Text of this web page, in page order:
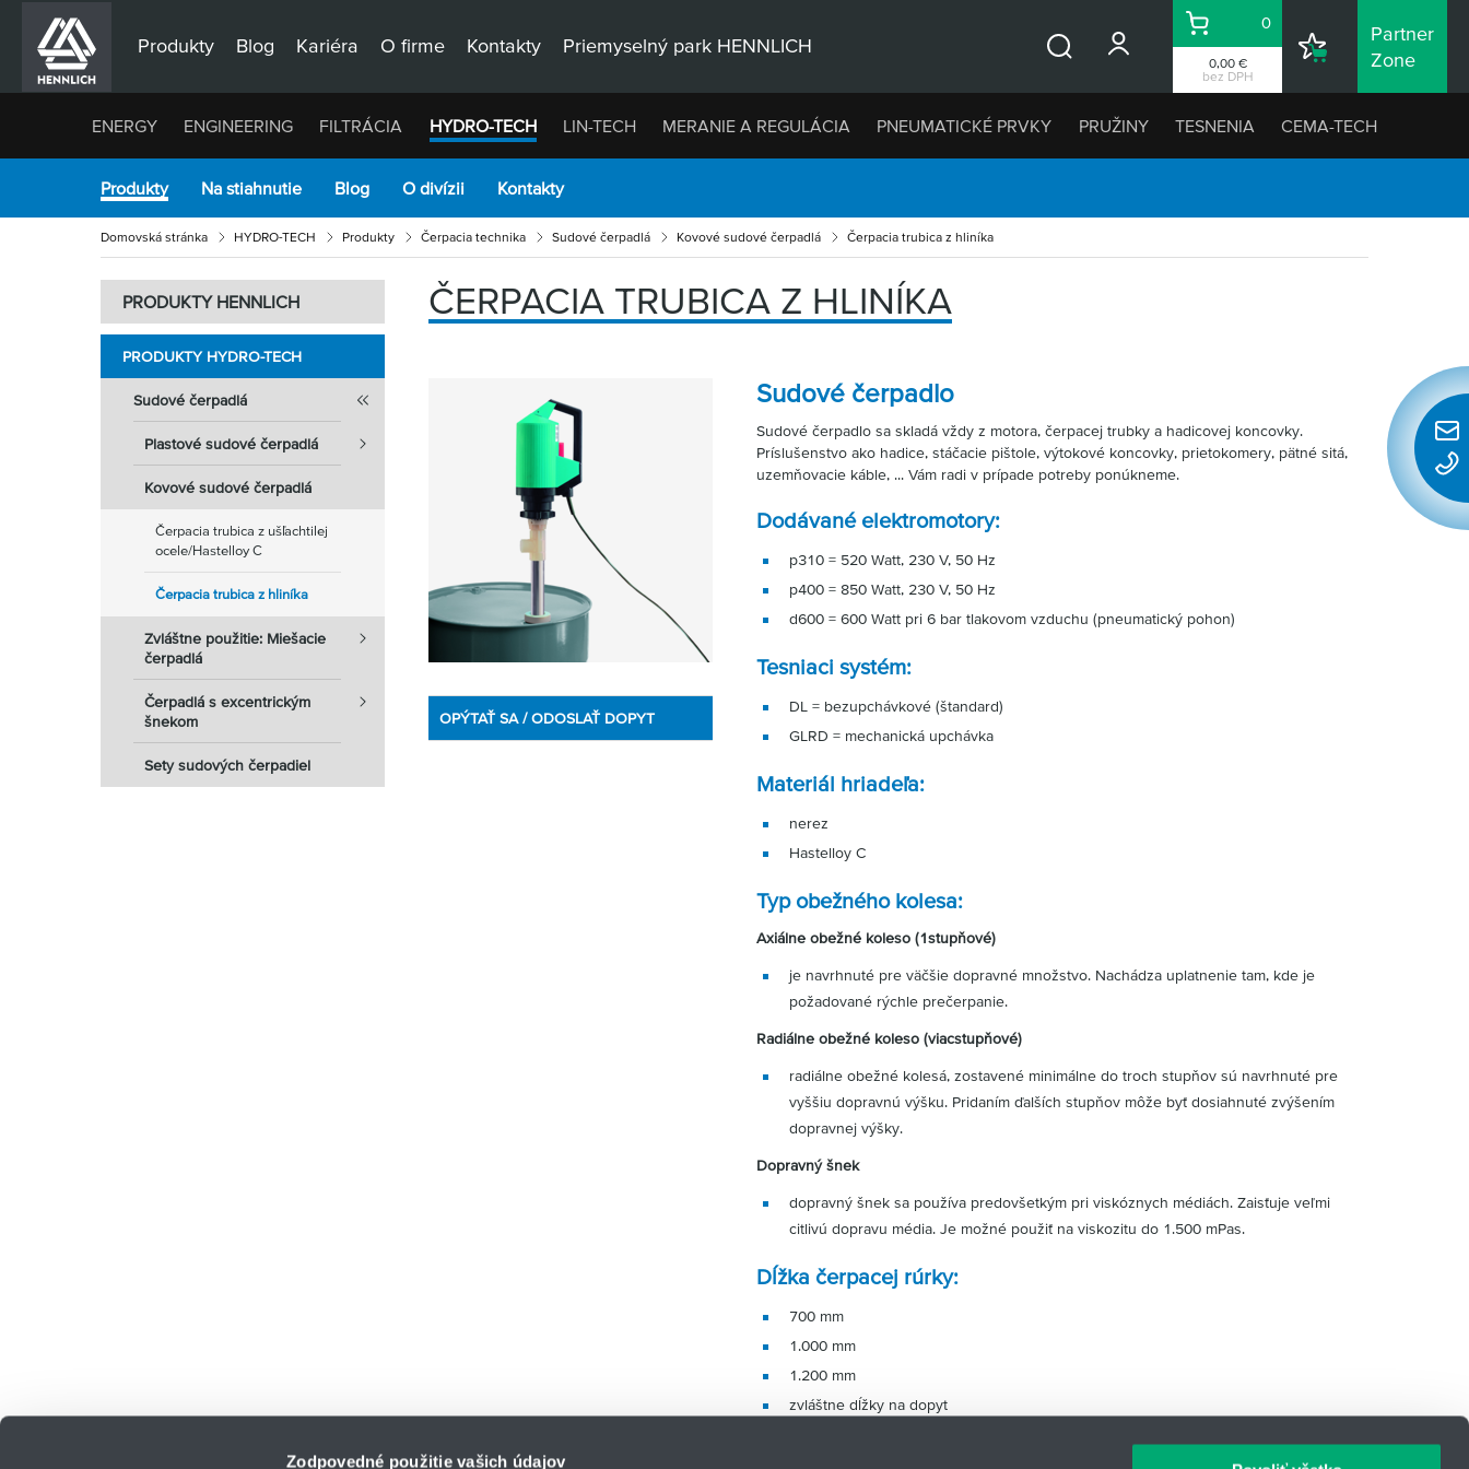
Zodpovedné použitie vašich údajov
Produkty Blog Kariéra O firme Kontakty Priemyselný park HENNLICH
0,00 €
bez DPH
Košík
0
Nákupný
Partner
Zone
ENERGY ENGINEERING FILTRÁCIA HYDRO-TECH LIN-TECH MERANIE A REGULÁCIA PNEUMATICKÉ PRVKY PRUŽINY TESNENIA CEMA-TECH
Produkty Na stiahnutie Blog O divízii Kontakty
Domovská stránka HYDRO-TECH Produkty Čerpacia technika Sudové čerpadlá Kovové sudové čerpadlá Čerpacia trubica z hliníka
PRODUKTY HENNLICH
PRODUKTY HYDRO-TECH
Sudové čerpadlá
Plastové sudové čerpadlá
Kovové sudové čerpadlá
Čerpacia trubica z ušľachtilej
ocele/Hastelloy C
Čerpacia trubica z hliníka
Zvláštne použitie: Miešacie
čerpadlá
Čerpadlá s excentrickým
šnekom
Sety sudových čerpadiel
ČERPACIA TRUBICA Z HLINÍKA
OPÝTAŤ SA / ODOSLAŤ DOPYT
Sudové čerpadlo
Sudové čerpadlo sa skladá vždy z motora, čerpacej trubky a hadicovej koncovky.
Príslušenstvo ako hadice, stáčacie pištole, výtokové koncovky, prietokomery, pätné sitá,
uzemňovacie káble, ... Vám radi v prípade potreby ponúkneme.
Dodávané elektromotory:
p310 = 520 Watt, 230 V, 50 Hz
p400 = 850 Watt, 230 V, 50 Hz
d600 = 600 Watt pri 6 bar tlakovom vzduchu (pneumatický pohon)
Tesniaci systém:
DL = bezupchávkové (štandard)
GLRD = mechanická upchávka
Materiál hriadeľa:
nerez
Hastelloy C
Typ obežného kolesa:
Axiálne obežné koleso (1stupňové)
je navrhnuté pre väčšie dopravné množstvo. Nachádza uplatnenie tam, kde je
požadované rýchle prečerpanie.
Radiálne obežné koleso (viacstupňové)
radiálne obežné kolesá, zostavené minimálne do troch stupňov sú navrhnuté pre
vyššiu dopravnú výšku. Pridaním ďalších stupňov môže byť dosiahnuté zvýšením
dopravnej výšky.
Dopravný šnek
dopravný šnek sa používa predovšetkým pri viskóznych médiách. Zaisťuje veľmi
citlivú dopravu média. Je možné použiť na viskozitu do 1.500 mPas.
Dĺžka čerpacej rúrky:
700 mm
1.000 mm
1.200 mm
zvláštne dĺžky na dopyt